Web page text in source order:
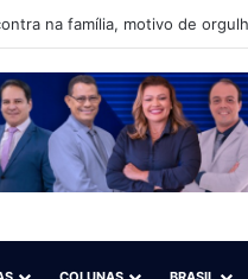
de fogo em Santana;